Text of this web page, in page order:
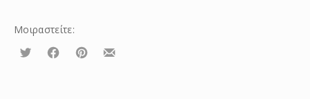
Μοιραστείτε:
Τουίτα ΜοιραστείτεΜοιραστείτεΜοιραστείτε